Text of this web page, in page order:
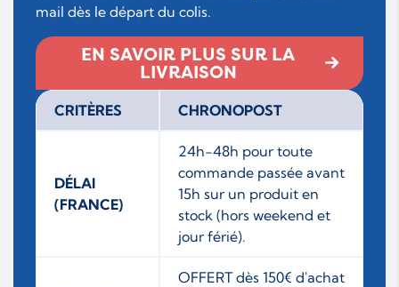
mail dès le départ du colis.
EN SAVOIR PLUS SUR LA
LIVRAISON
CRITÈRES CHRONOPOST
DÉLAI
(FRANCE)
24h-48h pour toute
commande passée avant
15h sur un produit en
stock (hors weekend et
jour férié).
OFFERT dès 150€ d'achat